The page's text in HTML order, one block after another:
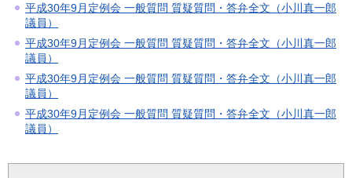
平成30年9月定例会 一般質問 質疑質問・答弁全文（小川真一郎
議員）
平成30年9月定例会 一般質問 質疑質問・答弁全文（小川真一郎
議員）
平成30年9月定例会 一般質問 質疑質問・答弁全文（小川真一郎
議員）
平成30年9月定例会 一般質問 質疑質問・答弁全文（小川真一郎
議員）